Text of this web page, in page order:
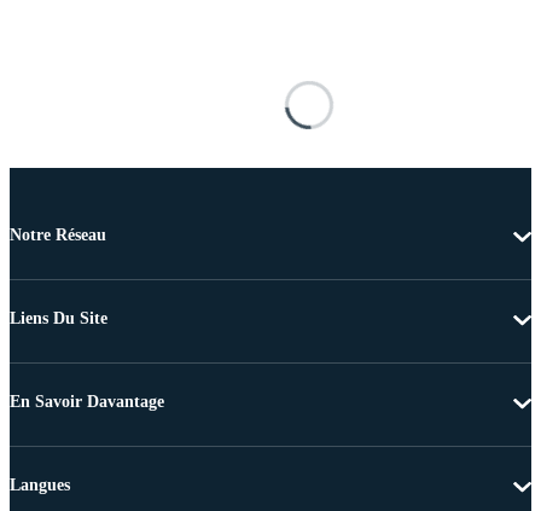
Notre Réseau
Liens Du Site
En Savoir Davantage
Langues